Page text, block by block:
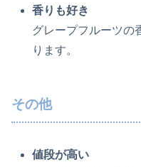
香りも好き
グレープフルーツの
ります。
その他
値段が高い